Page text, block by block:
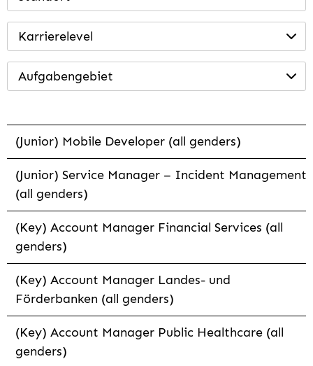
Karrierelevel
Aufgabengebiet
(Junior) Mobile Developer (all genders)
(Junior) Service Manager – Incident Management
(all genders)
(Key) Account Manager Financial Services (all
genders)
(Key) Account Manager Landes- und
Förderbanken (all genders)
(Key) Account Manager Public Healthcare (all
genders)